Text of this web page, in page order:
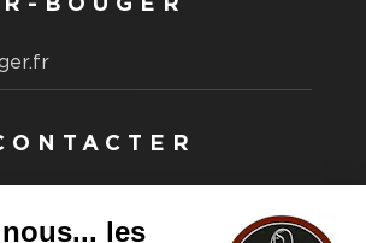
BOUGER
nous contacter ?